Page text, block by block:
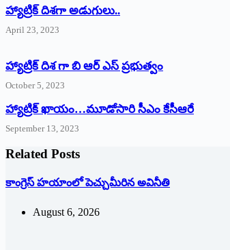
‌హ్యాట్రిక్‌ ‌దిశగా అడుగులు..
April 23, 2023
హ్యాట్రిక్ దిశ గా బి ఆర్ ఎస్ ప్రభుత్వం
October 5, 2023
హ్యాట్రిక్‌ ‌ఖాయం…మూడోసారి సీఎం కేసీఆరే
September 13, 2023
Related Posts
కాంగ్రెస్ హయాంలో పెచ్చుమీరిన అవినీతి
August 6, 2026